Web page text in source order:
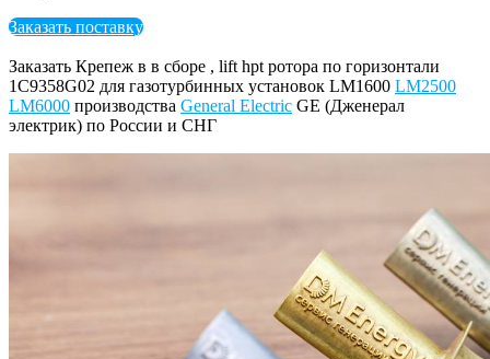
Заказать поставку
Заказать Крепеж в в сборе , lift hpt ротора по горизонтали
1C9358G02 для газотурбинных установок LM1600 LM2500
LM6000 производства General Electric GE (Дженерал
электрик) по России и СНГ